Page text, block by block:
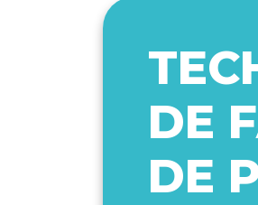
DE
DE